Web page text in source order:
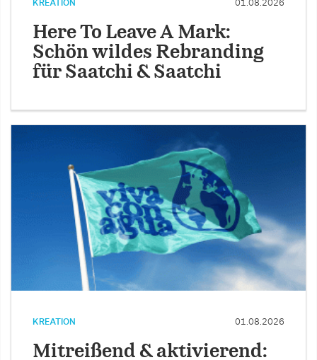
KREATION 01.08.2026
Here To Leave A Mark:
Schön wildes Rebranding
für Saatchi & Saatchi
KREATION 01.08.2026
Mitreißend & aktivierend: